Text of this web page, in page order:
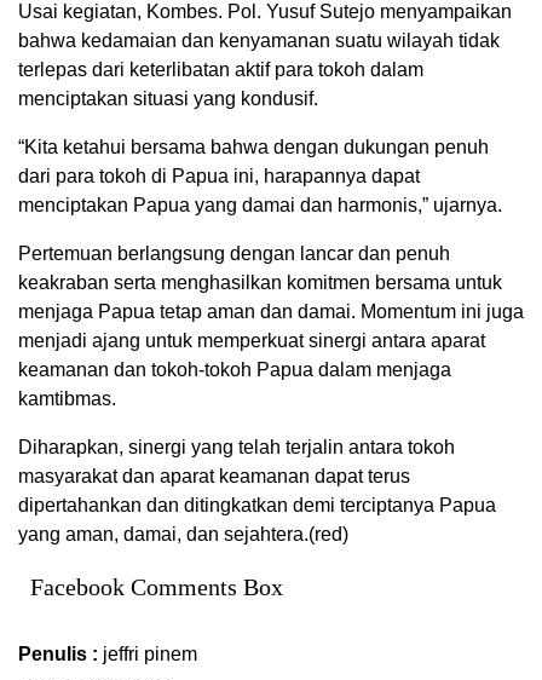
Usai kegiatan, Kombes. Pol. Yusuf Sutejo menyampaikan
bahwa kedamaian dan kenyamanan suatu wilayah tidak
terlepas dari keterlibatan aktif para tokoh dalam
menciptakan situasi yang kondusif.
“Kita ketahui bersama bahwa dengan dukungan penuh
dari para tokoh di Papua ini, harapannya dapat
menciptakan Papua yang damai dan harmonis,” ujarnya.
Pertemuan berlangsung dengan lancar dan penuh
keakraban serta menghasilkan komitmen bersama untuk
menjaga Papua tetap aman dan damai. Momentum ini juga
menjadi ajang untuk memperkuat sinergi antara aparat
keamanan dan tokoh-tokoh Papua dalam menjaga
kamtibmas.
Diharapkan, sinergi yang telah terjalin antara tokoh
masyarakat dan aparat keamanan dapat terus
dipertahankan dan ditingkatkan demi terciptanya Papua
yang aman, damai, dan sejahtera.(red)
Facebook Comments Box
Penulis : jeffri pinem